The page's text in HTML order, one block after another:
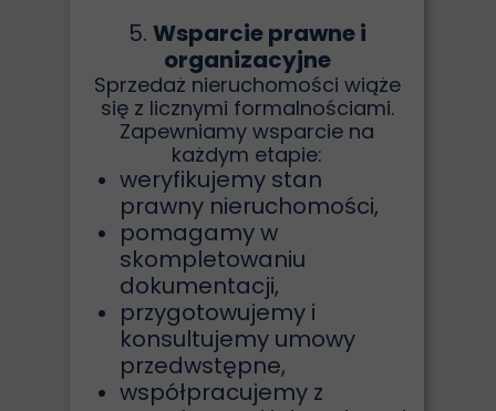
5. Wsparcie prawne i
organizacyjne
Sprzedaż nieruchomości wiąże
się z licznymi formalnościami.
Zapewniamy wsparcie na
każdym etapie:
weryfikujemy stan
prawny nieruchomości,
pomagamy w
skompletowaniu
dokumentacji,
przygotowujemy i
konsultujemy umowy
przedwstępne,
współpracujemy z